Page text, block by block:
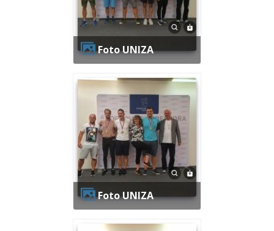
Foto UNIZA
Foto UNIZA